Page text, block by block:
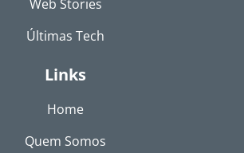
Web Stories
Últimas Tech
Links
Home
Quem Somos